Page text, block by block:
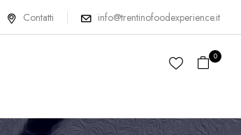
Contatti info@trentinofoodexperience.it
0